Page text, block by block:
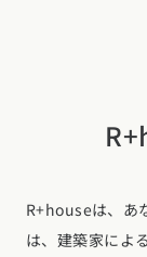
R+houseは、あ
は、建築家によ